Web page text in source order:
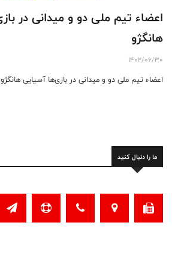
اعضاء تیم ملی دو و میدانی در
هانگژو
1402/06/30
اعضاء تیم ملی دو و میدانی در بازی‌ها آسیایی هانگژو
ما را دنبال کنید